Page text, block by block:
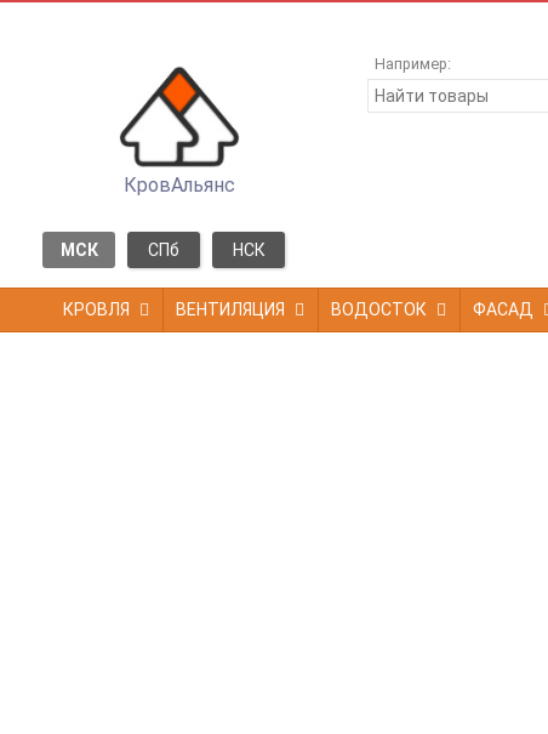
КровАльянс
МСК СПб НСК
Например:
КРОВЛЯ ВЕНТИЛЯЦИЯ ВОДОСТОК ФАСАД